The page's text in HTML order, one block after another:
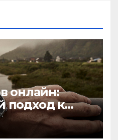
онлайн:
подход к